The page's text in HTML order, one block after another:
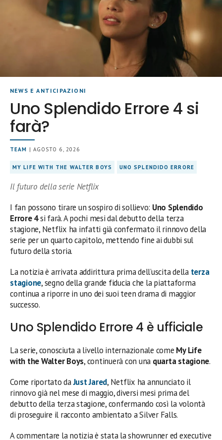
NEWS E ANTICIPAZIONI
Uno Splendido Errore 4 si
farà?
TEAM | AGOSTO 6, 2026
MY LIFE WITH THE WALTER BOYS UNO SPLENDIDO ERRORE
Il futuro della serie Netflix
I fan possono tirare un sospiro di sollievo: Uno Splendido
Errore 4si farà. A pochi mesi dal debutto della terza
stagione, Netflix ha infatti già confermato il rinnovo della
serie per un quarto capitolo, mettendo fine ai dubbi sul
futuro della storia.
La notizia è arrivata addirittura prima dell’uscita della terza
stagione, segno della grande fiducia che la piattaforma
continua a riporre in uno dei suoi teen drama di maggior
successo.
Uno Splendido Errore 4 è ufficiale
La serie, conosciuta a livello internazionale come My Life
with the Walter Boys, continuerà con una quarta stagione.
Come riportato daJust Jared, Netflix ha annunciato il
rinnovo già nel mese di maggio, diversi mesi prima del
debutto della terza stagione, confermando così la volontà
di proseguire il racconto ambientato a Silver Falls.
A commentare la notizia è stata la showrunner ed executive